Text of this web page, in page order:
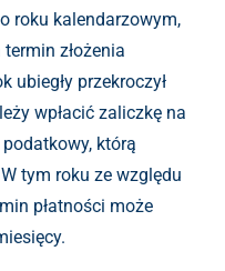
roku kalendarzowym,
złożenia
ubiegły przekroczył
wpłacić zaliczkę na
którą
tym roku ze względu
płatności może